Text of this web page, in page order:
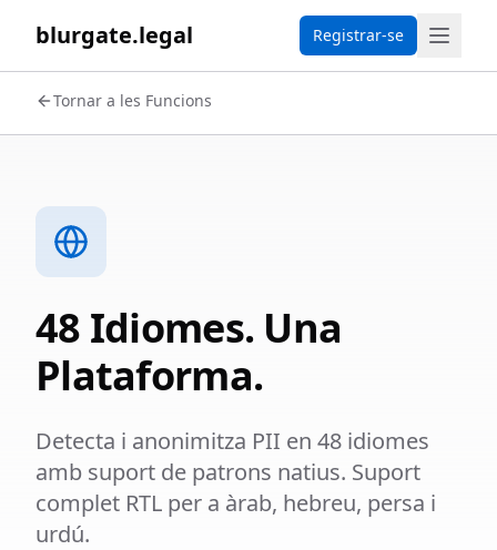
blurgate.legal Registrar-se
Tornar a les Funcions
48 Idiomes. Una
Plataforma.
Detecta i anonimitza PII en 48 idiomes
amb suport de patrons natius. Suport
complet RTL per a àrab, hebreu, persa i
urdú.